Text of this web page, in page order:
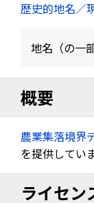
歴史的地名／
地名（の一
概要
農業集落境界
を提供してい
ライセン